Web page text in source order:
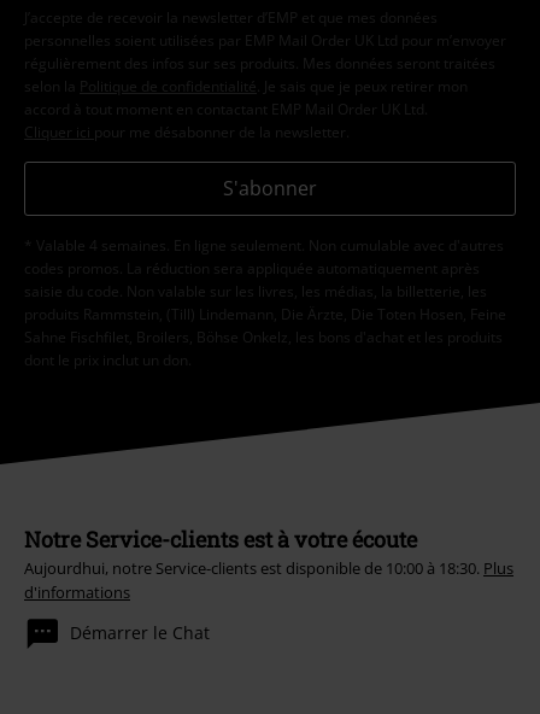
J’accepte de recevoir la newsletter d’EMP et que mes données
personnelles soient utilisées par EMP Mail Order UK Ltd pour m’envoyer
régulièrement des infos sur ses produits. Mes données seront traitées
selon la
Politique de confidentialité . Je sais que je peux retirer mon
accord à tout moment en contactant EMP Mail Order UK Ltd.
Cliquer ici pour me désabonner de la newsletter.
S'abonner
* Valable 4 semaines. En ligne seulement. Non cumulable avec d'autres
codes promos. La réduction sera appliquée automatiquement après
saisie du code. Non valable sur les livres, les médias, la billetterie, les
produits Rammstein, (Till) Lindemann, Die Ärzte, Die Toten Hosen, Feine
Sahne Fischfilet, Broilers, Böhse Onkelz, les bons d'achat et les produits
dont le prix inclut un don.
Notre Service-clients est à votre écoute
Aujourdhui, notre Service-clients est disponible de 10:00 à 18:30. Plus
d'informations
Démarrer le Chat